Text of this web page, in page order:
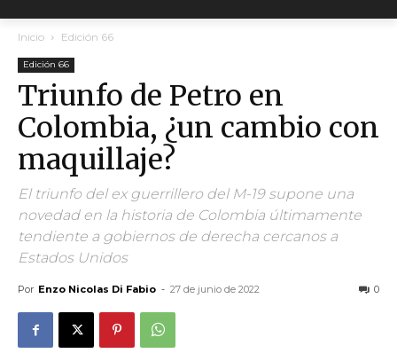
Inicio Edición 66
Edición 66
Triunfo de Petro en
Colombia, ¿un cambio con
maquillaje?
El triunfo del ex guerrillero del M-19 supone una
novedad en la historia de Colombia últimamente
tendiente a gobiernos de derecha cercanos a
Estados Unidos
Por Enzo Nicolas Di Fabio - 27 de junio de 2022 0